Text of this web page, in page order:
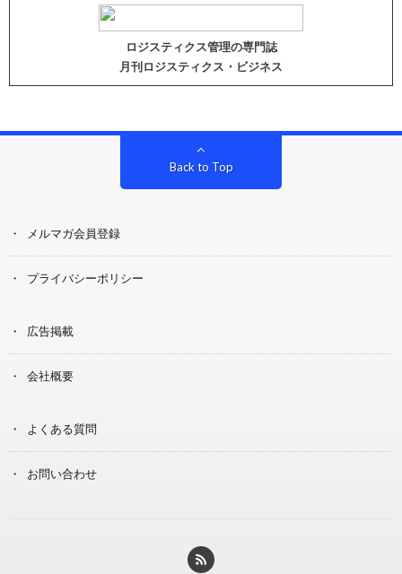
ロジスティクス管理の専門誌
月刊ロジスティクス・ビジネス
Back to Top
メルマガ会員登録
プライバシーポリシー
広告掲載
会社概要
よくある質問
お問い合わせ